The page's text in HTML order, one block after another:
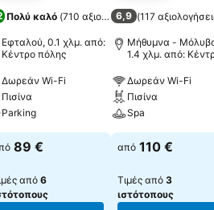
)
Πολύ καλό (710 αξιολογήσεις)
Εφταλού, 0.1 χλμ. από:
Κέντρο πόλης
Δωρεάν Wi-Fi
Πισίνα
Parking
89 €
από 6
6,9 (117
Μήθυμνα -
1.4 χλμ. από:
Δωρεάν Wi-Fi
Πισίνα
Spa
από 110 €
Τιμές από 3
ιστότοπους